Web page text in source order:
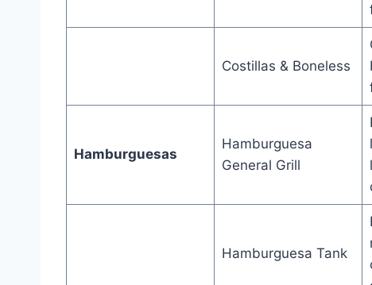
Costillas & Boneless
Hamburguesas
Hamburguesa
General Grill
Hamburguesa Tank